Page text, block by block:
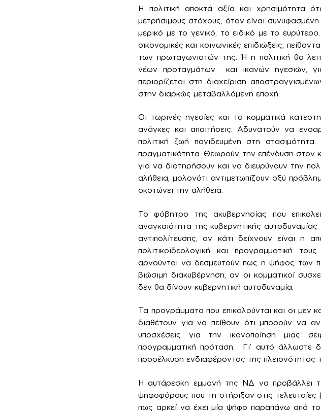
Η πολιτική αποκτά αξία και χρησιμότητα
μετρήσιμους στόχους, όταν είναι
μερικό με το γενικό, το ειδικό με το
οικονομικές και κοινωνικές επιδιώξεις,
των πρωταγωνιστών της. Ή η πολιτική θα
νέων προταγμάτων και ικανών ηγεσιών,
περιορίζεται στη διαχείριση
στην διαρκώς μεταβαλλόμενη εποχή.
Οι τωρινές ηγεσίες και τα κομματικά
ανάγκες και απαιτήσεις. Αδυνατούν να
πολιτική ζωή παγιδευμένη στη
πραγματικότητα. Θεωρούν την επένδυση στον
για να διατηρήσουν και να διευρύνουν την
αλήθεια, μολονότι αντιμετωπίζουν οξύ
σκοτώνει την αλήθεια.
Το φόβητρο της ακυβερνησίας που
αναγκαιότητα της κυβερνητικής
αντιπολίτευσης, αν κάτι δείχνουν είναι η
πολιτικοϊδεολογική και προγραμματική
αρνούνται να δεσμευτούν πως η ψήφος των
βιώσιμη διακυβέρνηση, αν οι κομματικοί
δεν θα δίνουν κυβερνητική αυτοδυναμία.
Τα προγράμματα που επικαλούνται και οι
διαθέτουν για να πείθουν ότι μπορούν να
υποσχέσεις για την ικανοποίηση μιας
προγραμματική πρόταση. Γι’ αυτό άλλωστε
προσέλκυση ενδιαφέροντος της πλειονότητας
Η αυτάρεσκη εμμονή της ΝΔ να προβάλλει
ψηφοφόρους που τη στήριξαν στις
πως αρκεί να έχει μία ψήφο παραπάνω από το